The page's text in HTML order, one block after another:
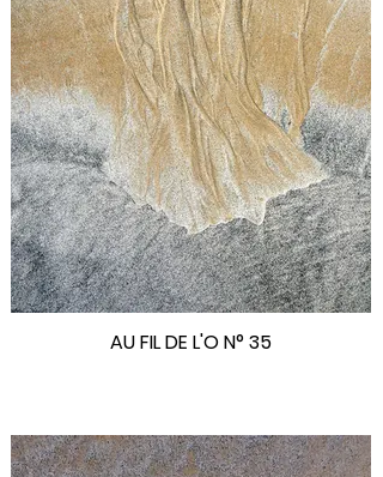
AU FIL DE L'O N° 35